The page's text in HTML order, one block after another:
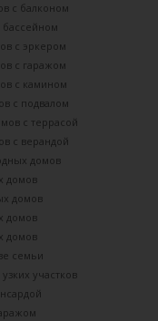
с балконом
с эркером
с гаражом
с камином
с подвалом
с террасой
с верандой
домов
домов
домов
домов
домов
семьи
участков